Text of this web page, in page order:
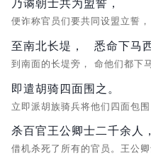
便诈称官员们要共同设盟立誓，
至南北长堤，
到南面的长堤旁，
悉命下马
命他们都下
即遣胡骑四面围之。
立即派胡族骑兵将他们四面包围
杀百官王公卿士二千余人
借机杀死了所有的官员。王公